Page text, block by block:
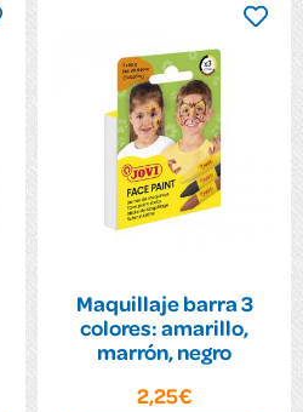
Maquillaje barra 3
colores: amarillo,
marrón, negro
2,25€